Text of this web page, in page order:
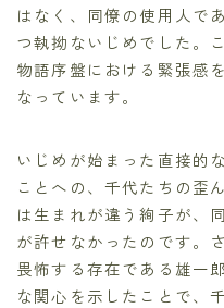
はなく、同僚の使用人で
つ執拗ないじめでした。
物語序盤における緊張感
なっています。
いじめが始まった直接的
ことへの、千代たちの歪
は生まれが違う絢子が、
が許せなかったのです。
畏怖する存在である雄一
な関心を示したことで、